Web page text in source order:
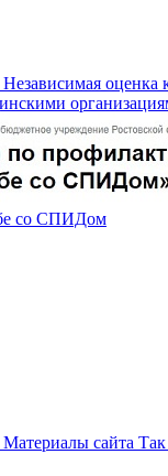
Независимая оценка
со СПИДом
Материалы сайта